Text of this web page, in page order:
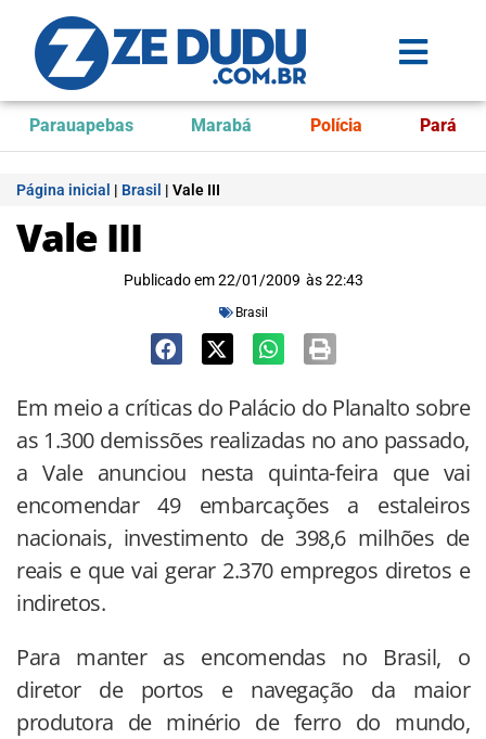
Parauapebas Marabá Polícia Pará
Página inicial | Brasil | Vale III
Vale III
Publicado em 22/01/2009 às 22:43
Brasil
Em meio a críticas do Palácio do Planalto sobre
as 1.300 demissões realizadas no ano passado,
a Vale anunciou nesta quinta-feira que vai
encomendar 49 embarcações a estaleiros
nacionais, investimento de 398,6 milhões de
reais e que vai gerar 2.370 empregos diretos e
indiretos.
Para manter as encomendas no Brasil, o
diretor de portos e navegação da maior
produtora de minério de ferro do mundo,